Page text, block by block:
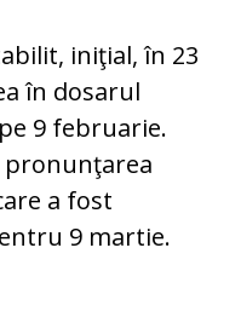
iniţial, în 23
în dosarul
9 februarie.
pronunţarea
a fost
9 martie.